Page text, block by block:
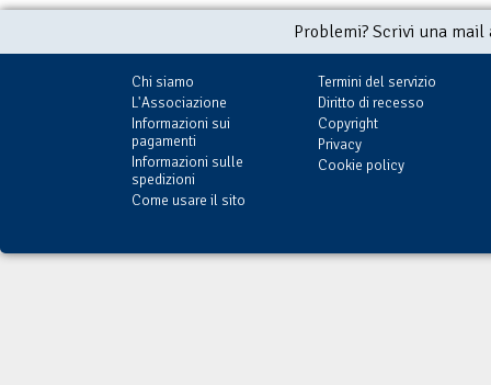
Problemi? Scrivi una
Chi siamo
L'Associazione
Informazioni sui
pagamenti
Informazioni sulle
spedizioni
Come usare il sito
Termini del servizio
Diritto di recesso
Copyright
Privacy
Cookie policy